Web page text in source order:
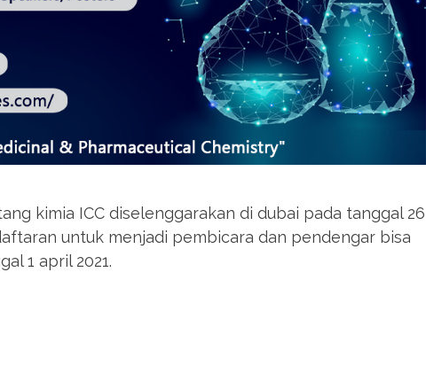
kimia ICC diselenggarakan di dubai pada tanggal 26
untuk menjadi pembicara dan pendengar bisa
1 april 2021.